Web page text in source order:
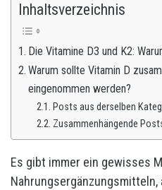
Inhaltsverzeichnis
Die Vitamine D3 und K2:
Warum sollte Vitamin D
eingenommen werden?
Posts aus derselben
Zusammenhängende
Es gibt immer ein gewisses